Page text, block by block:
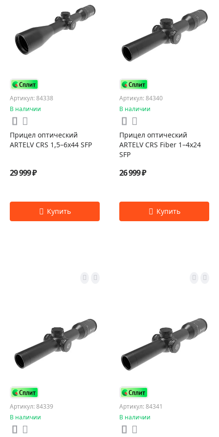
Артикул: 84338
В наличии
Прицел оптический
ARTELV CRS 1,5–6x44 SFP
29 999 ₽
Артикул: 84340
В наличии
Прицел оптический
ARTELV CRS Fiber 1–4x24
SFP
26 999 ₽
Артикул: 84339
В наличии
Артикул: 84341
В наличии